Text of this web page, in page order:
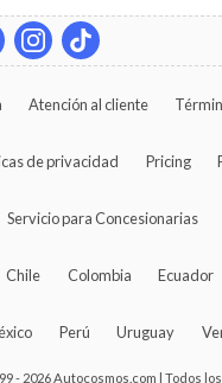
Atención al cliente
de privacidad Pricing
Servicio para Concesionarias
Chile Colombia Ecuador
Perú Uruguay
- 2026 Autocosmos.com | Todos